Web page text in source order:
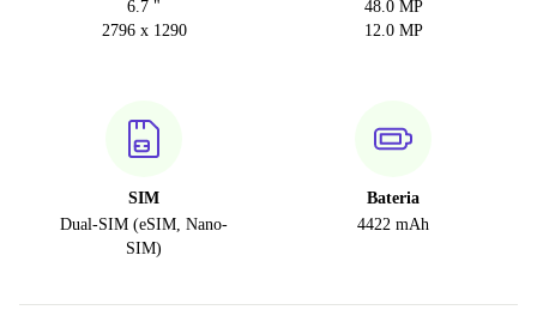
6.7 "
2796 x 1290
48.0 MP
12.0 MP
SIM
Dual-SIM (eSIM, Nano-
SIM)
Bateria
4422 mAh